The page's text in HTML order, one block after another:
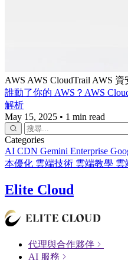
AWS AWS CloudTrail AWS 資
誰動了你的 AWS？AWS
解析
May 15, 2025 • 1 min read
Categories
AI CDN Gemini Enterprise
本優化 雲端技術 雲端教學 雲
Elite Cloud
代理與合作夥伴
AI 服務